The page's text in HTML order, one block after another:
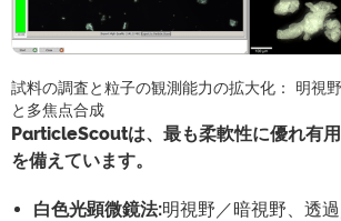
試料の調査と粒子の観測能力の拡大化： 明視
と多焦点合成
ParticleScoutは、最も柔軟性に優れ有
を備えています。
白色光顕微鏡法:明視野／暗視野、透